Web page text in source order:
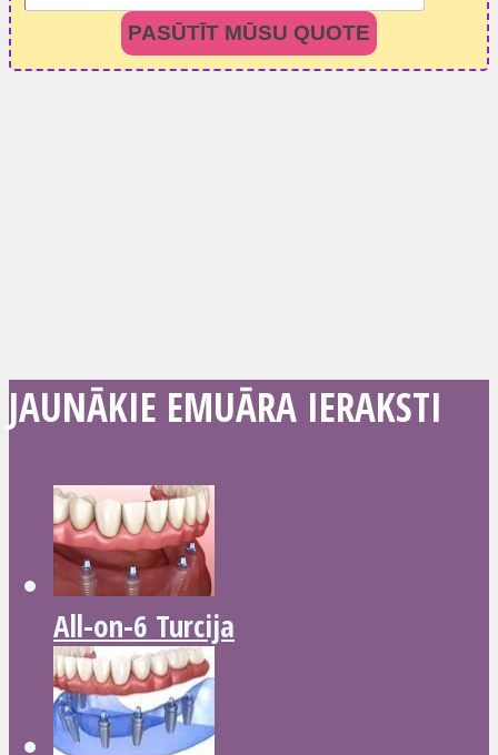
PASŪTĪT MŪSU QUOTE
JAUNĀKIE EMUĀRA IERAKSTI
All-on-6 Turcija